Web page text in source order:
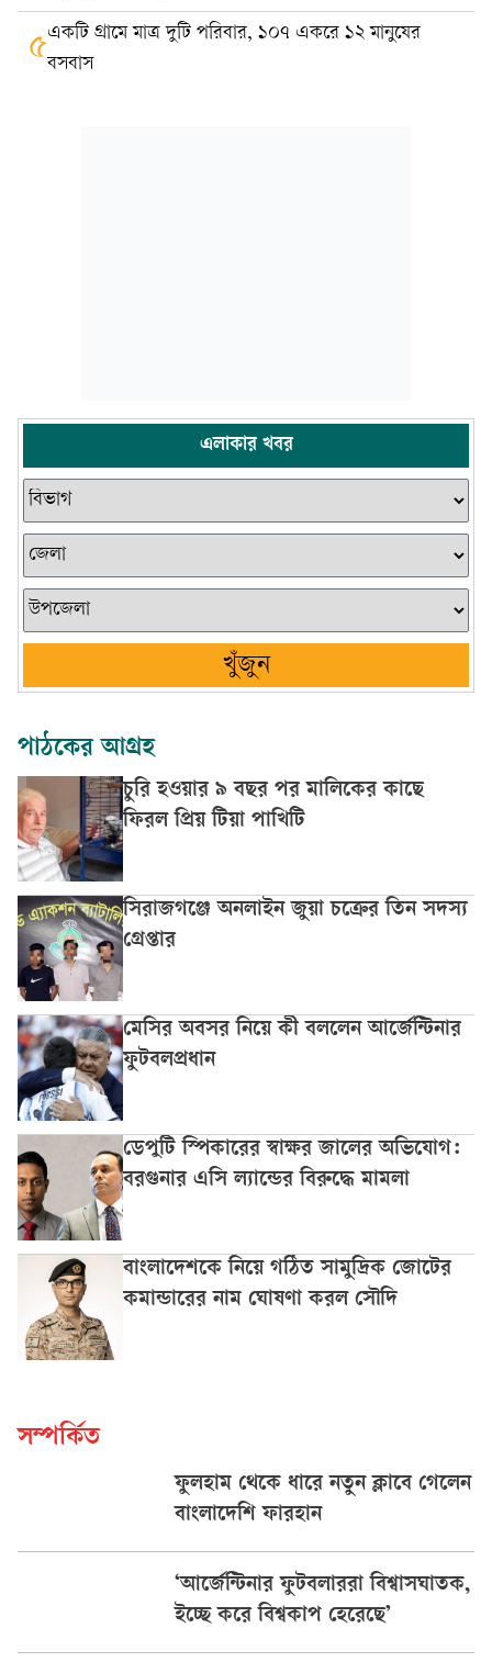
৫একটি গ্রামে মাত্র দুটি পরিবার, ১০৭ একরে ১২ মানুষের
বসবাস
এলাকার খবর
খুঁজুন
পাঠকের আগ্রহ
চুরি হওয়ার ৯ বছর পর মালিকের কাছে
ফিরল প্রিয় টিয়া পাখিটি
সিরাজগঞ্জে অনলাইন জুয়া চক্রের তিন সদস্য
গ্রেপ্তার
মেসির অবসর নিয়ে কী বললেন আর্জেন্টিনার
ফুটবলপ্রধান
ডেপুটি স্পিকারের স্বাক্ষর জালের অভিযোগ:
বরগুনার এসি ল্যান্ডের বিরুদ্ধে মামলা
বাংলাদেশকে নিয়ে গঠিত সামুদ্রিক জোটের
কমান্ডারের নাম ঘোষণা করল সৌদি
সম্পর্কিত
ফুলহাম থেকে ধারে নতুন ক্লাবে গেলেন
বাংলাদেশি ফারহান
‘আর্জেন্টিনার ফুটবলাররা বিশ্বাসঘাতক,
ইচ্ছে করে বিশ্বকাপ হেরেছে’